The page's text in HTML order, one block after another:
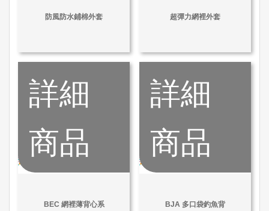
防風防水鋪棉外套 超彈力網裡外套
詳細
商品
BEC 網裡薄背心系
詳細
商品
BJA 多口袋釣魚背